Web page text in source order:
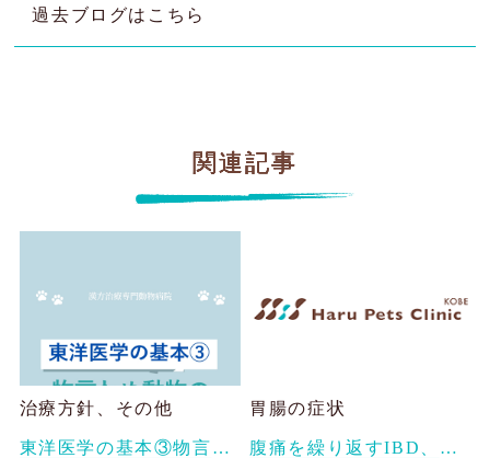
過去ブログはこちら
関連記事
治療方針、その他
東洋医学の基本③物言わぬ動物たちも、実は詳しく診断できる ― 東洋医学と日々の観察のちから
胃腸の症状
腹痛を繰り返すIBD、膵炎で漢方薬治療しているベルちゃん